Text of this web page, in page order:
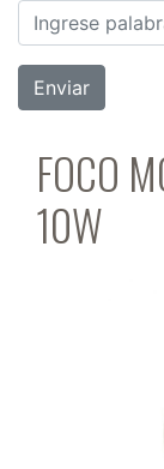
Buscar por:
FOCO
10W